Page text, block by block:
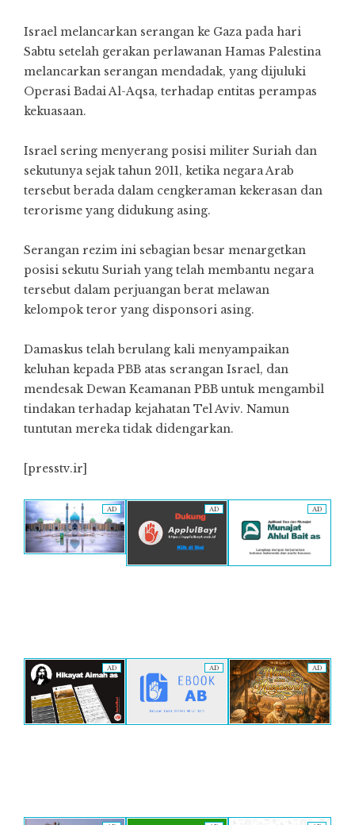
Israel melancarkan serangan ke Gaza pada hari
Sabtu setelah gerakan perlawanan Hamas Palestina
melancarkan serangan mendadak, yang dijuluki
Operasi Badai Al-Aqsa, terhadap entitas perampas
kekuasaan.
Israel sering menyerang posisi militer Suriah dan
sekutunya sejak tahun 2011, ketika negara Arab
tersebut berada dalam cengkeraman kekerasan dan
terorisme yang didukung asing.
Serangan rezim ini sebagian besar menargetkan
posisi sekutu Suriah yang telah membantu negara
tersebut dalam perjuangan berat melawan
kelompok teror yang disponsori asing.
Damaskus telah berulang kali menyampaikan
keluhan kepada PBB atas serangan Israel, dan
mendesak Dewan Keamanan PBB untuk mengambil
tindakan terhadap kejahatan Tel Aviv. Namun
tuntutan mereka tidak didengarkan.
[presstv.ir]
AD AD AD
AD AD AD